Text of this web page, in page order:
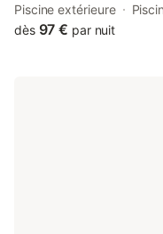
sauna, a hot tub and spa
to a terrace, table tennis,
Piscine extérieure
dès 97 € par nuit